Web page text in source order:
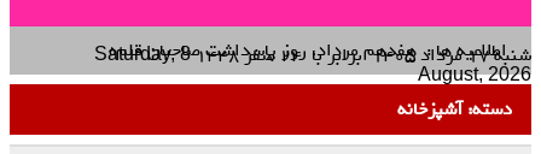
اطلاعیه ها : هفدهم مرداد، روز پاسداشت صاحبان قلم‌های
آگاهی‌بخش و راویان صادق حقیقت استشنبه ۱۷ مرداد ۱۴۰۵ برابر با۲۴ صفر ۱۴۴۸
Saturday, 8
دسته:آشپزخانه